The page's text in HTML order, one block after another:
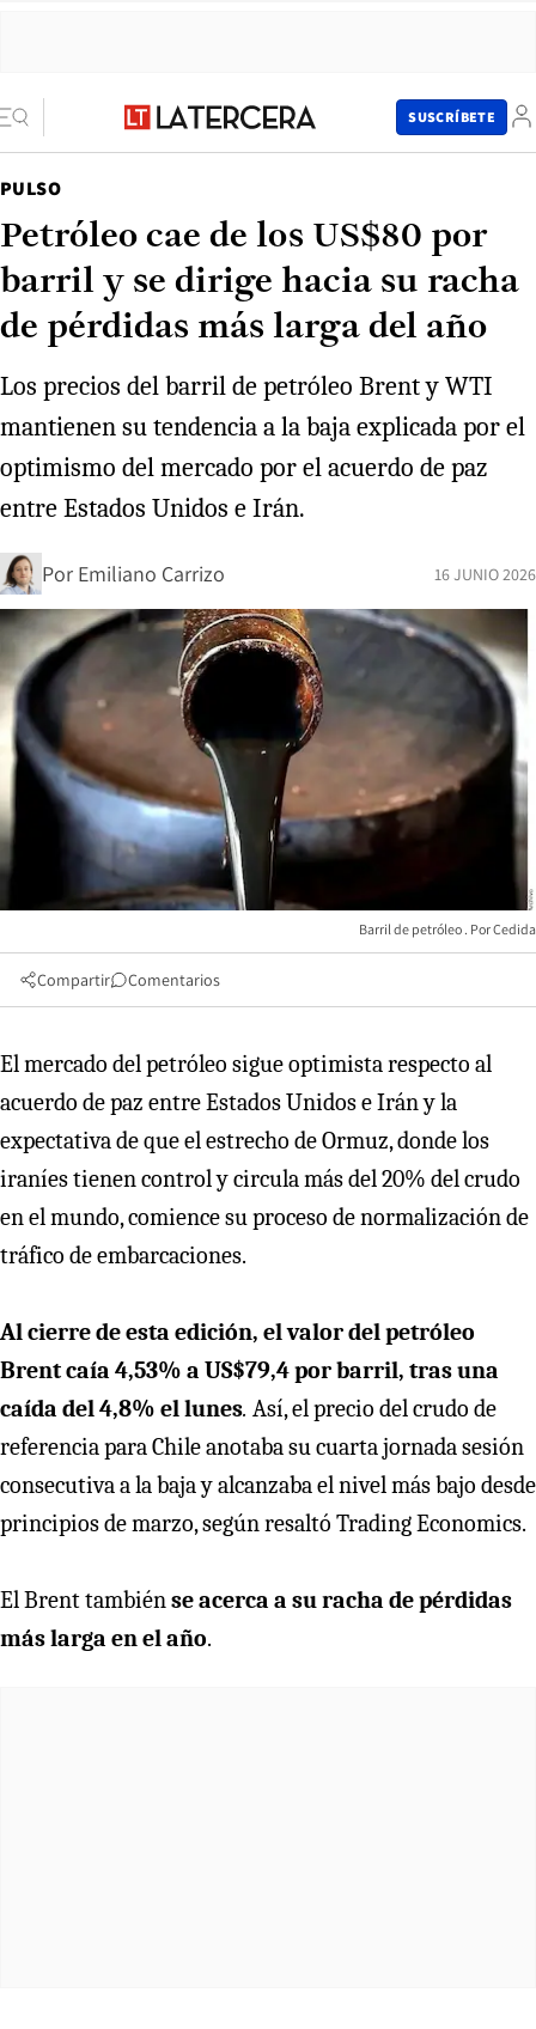
SUSCRÍBETE
PULSO
Petróleo cae de los US$80 por
barril y se dirige hacia su racha
de pérdidas más larga del año
Los precios del barril de petróleo Brent y WTI
mantienen su tendencia a la baja explicada por el
optimismo del mercado por el acuerdo de paz
entre Estados Unidos e Irán.
Por Emiliano Carrizo 16 JUNIO 2026
Barril de petróleo Cedida
Compartir Comentarios
El mercado del petróleo sigue optimista respecto al
acuerdo de paz entre Estados Unidos e Irán y la
expectativa de que el estrecho de Ormuz, donde los
iraníes tienen control y circula más del 20% del crudo
en el mundo, comience su proceso de normalización de
tráfico de embarcaciones.
Al cierre de esta edición, el valor del petróleo
Brent caía 4,53% a US$79,4 por barril, tras una
caída del 4,8% el lunes. Así, el precio del crudo de
referencia para Chile anotaba su cuarta jornada sesión
consecutiva a la baja y alcanzaba el nivel más bajo desde
principios de marzo, según resaltó Trading Economics.
El Brent tambiénse acerca a su racha de pérdidas
más larga en el año.